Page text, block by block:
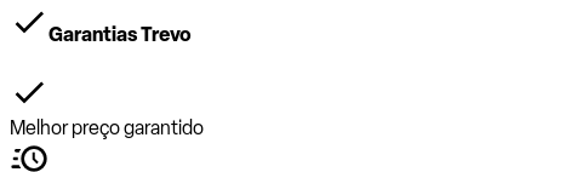
Garantias Trevo
Melhor preço garantido